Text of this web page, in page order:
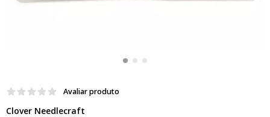
Avaliar produto
Clover Needlecraft